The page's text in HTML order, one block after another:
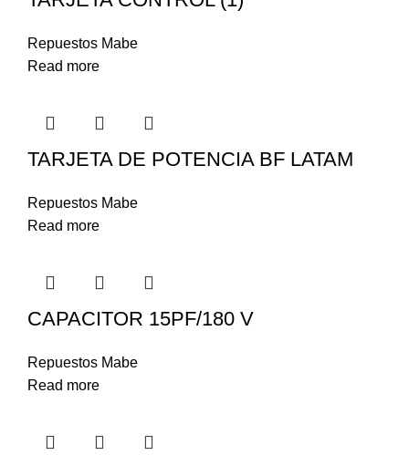
Repuestos Mabe
Read more
TARJETA DE POTENCIA BF LATAM
Repuestos Mabe
Read more
CAPACITOR 15PF/180 V
Repuestos Mabe
Read more